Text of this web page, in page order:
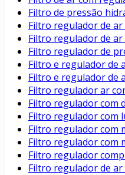
Filtro de pressão
Filtro regulador de
Filtro regulador de
Filtro regulador de
Filtro e regulador de
Filtro e regulador de
Filtro regulador ar
Filtro regulador com
Filtro regulador com
Filtro regulador com
Filtro regulador com
Filtro regulador
Filtro regulador de